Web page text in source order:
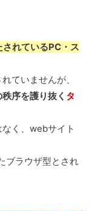
れているPC・ス
ていませんが、
序を護り抜く タ
く、webサイト
ブラウザ型とされ